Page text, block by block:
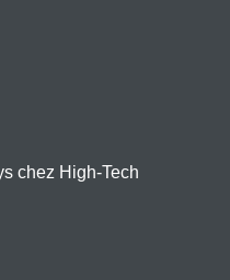
chez High-Tech